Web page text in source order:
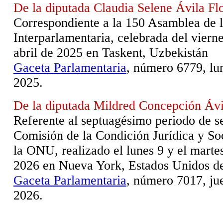
De la diputada Claudia Selene Ávila
Correspondiente a la 150 Asamblea de
Interparlamentaria, celebrada del
abril de 2025 en Taskent, Uzbekistán
Gaceta Parlamentaria, número 6779,
2025.
De la diputada Mildred Concepción
Referente al septuagésimo periodo de
Comisión de la Condición Jurídica y
la ONU, realizado el lunes 9 y el
2026 en Nueva York, Estados Unidos
Gaceta Parlamentaria, número 7017,
2026.